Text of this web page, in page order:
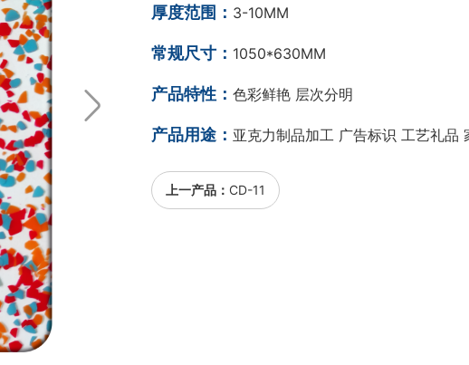
厚度范围： 3-10MM
常规尺寸： 1050*630MM
产品特性： 色彩鲜艳 层次分明
产品用途： 亚克力制品加工 广告标识 工艺礼品
上一产品： CD-11